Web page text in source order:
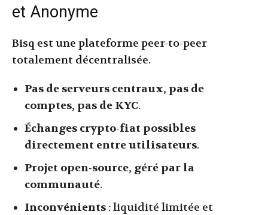
et Anonyme
Bisq est une plateforme peer-to-peer
totalement décentralisée.
Pas de serveurs centraux, pas de
comptes, pas de KYC.
Échanges crypto-fiat possibles
directement entre utilisateurs.
Projet open-source, géré par la
communauté.
Inconvénients : liquidité limitée et